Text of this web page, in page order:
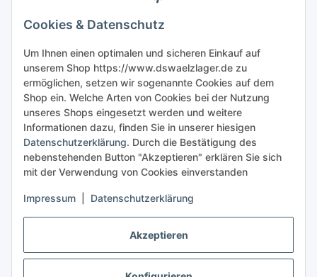
Akzeptieren
Cookies & Datenschutz
Um Ihnen einen optimalen und sicheren Einkauf auf
unserem Shop https://www.dswaelzlager.de zu
ermöglichen, setzen wir sogenannte Cookies auf dem
Shop ein. Welche Arten von Cookies bei der Nutzung
unseres Shops eingesetzt werden und weitere
Informationen dazu, finden Sie in unserer hiesigen
Datenschutzerklärung. Durch die Bestätigung des
nebenstehenden Button "Akzeptieren" erklären Sie sich
mit der Verwendung von Cookies einverstanden
Impressum Datenschutzerklärung